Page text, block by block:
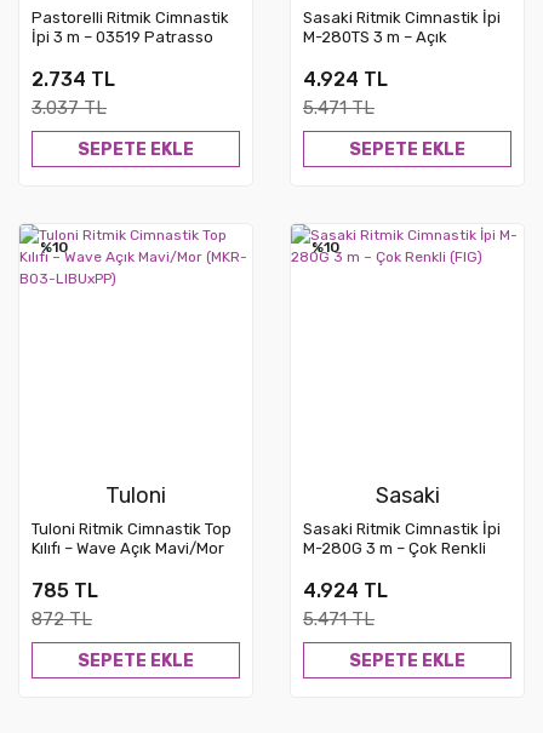
Pastorelli Ritmik Cimnastik
İpi 3 m – 03519 Patrasso
2.734 TL
3.037 TL
SEPETE EKLE
Sasaki Ritmik Cimnastik İpi
M-280TS 3 m – Açık
4.924 TL
5.471 TL
SEPETE EKLE
%10
Tuloni
Tuloni Ritmik Cimnastik Top
Kılıfı – Wave Açık Mavi/Mor
785 TL
872 TL
SEPETE EKLE
%10
Sasaki
Sasaki Ritmik Cimnastik İpi
M-280G 3 m – Çok Renkli
4.924 TL
5.471 TL
SEPETE EKLE